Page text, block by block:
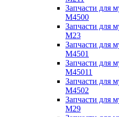
Запчасти для
M4500
Запчасти для
M23
Запчасти для
M4501
Запчасти для
M45011
Запчасти для
M4502
Запчасти для
M29